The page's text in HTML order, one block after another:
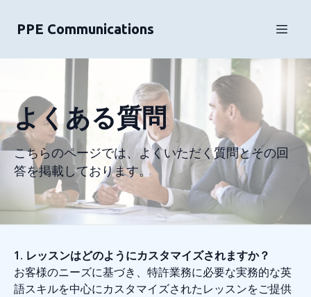
PPE Communications
よくある質問
こちらのページでは、よくいただく質問とその回
答を掲載しております。
1. レッスンはどのようにカスタマイズされますか？
お客様のニーズに基づき、特許業務に必要な実務的な英
語スキルを中心にカスタマイズされたレッスンをご提供